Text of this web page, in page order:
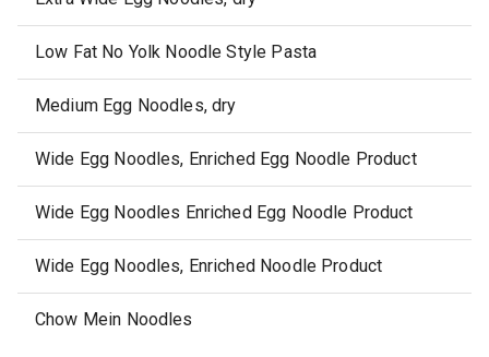
Low Fat No Yolk Noodle Style Pasta
Medium Egg Noodles, dry
Wide Egg Noodles, Enriched Egg Noodle Product
Wide Egg Noodles Enriched Egg Noodle Product
Wide Egg Noodles, Enriched Noodle Product
Chow Mein Noodles